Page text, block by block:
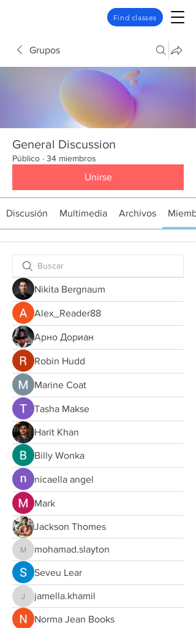
Find classes
Grupos
General Discussion
Público · 34 miembros
Unirse
Discusión Multimedia Archivos
Nikita Bergnaum
Alex_Reader88
Арно Дориан
Robin Hudd
Marine Coat
Tasha Makse
Harit Khan
Billy Wonka
nicaella angel
Mark
Jackson Thomes
mohamad.slayton
mohamad.slayton
Seveu Lear
jamella.khamil
jamella.khamil
Norma Jean Books